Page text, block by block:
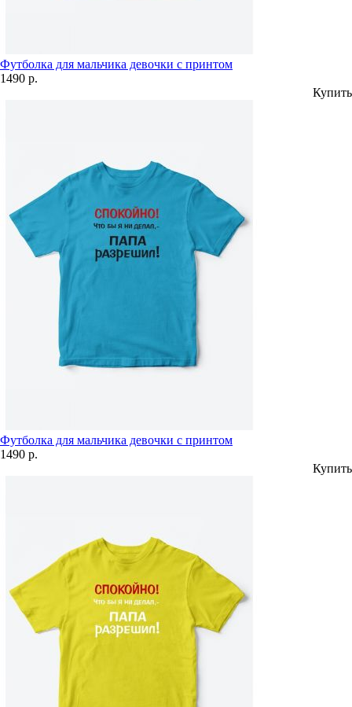
Футболка для мальчика девочки с принтом
1490 р.
Купить
Футболка для мальчика девочки с принтом
1490 р.
Купить